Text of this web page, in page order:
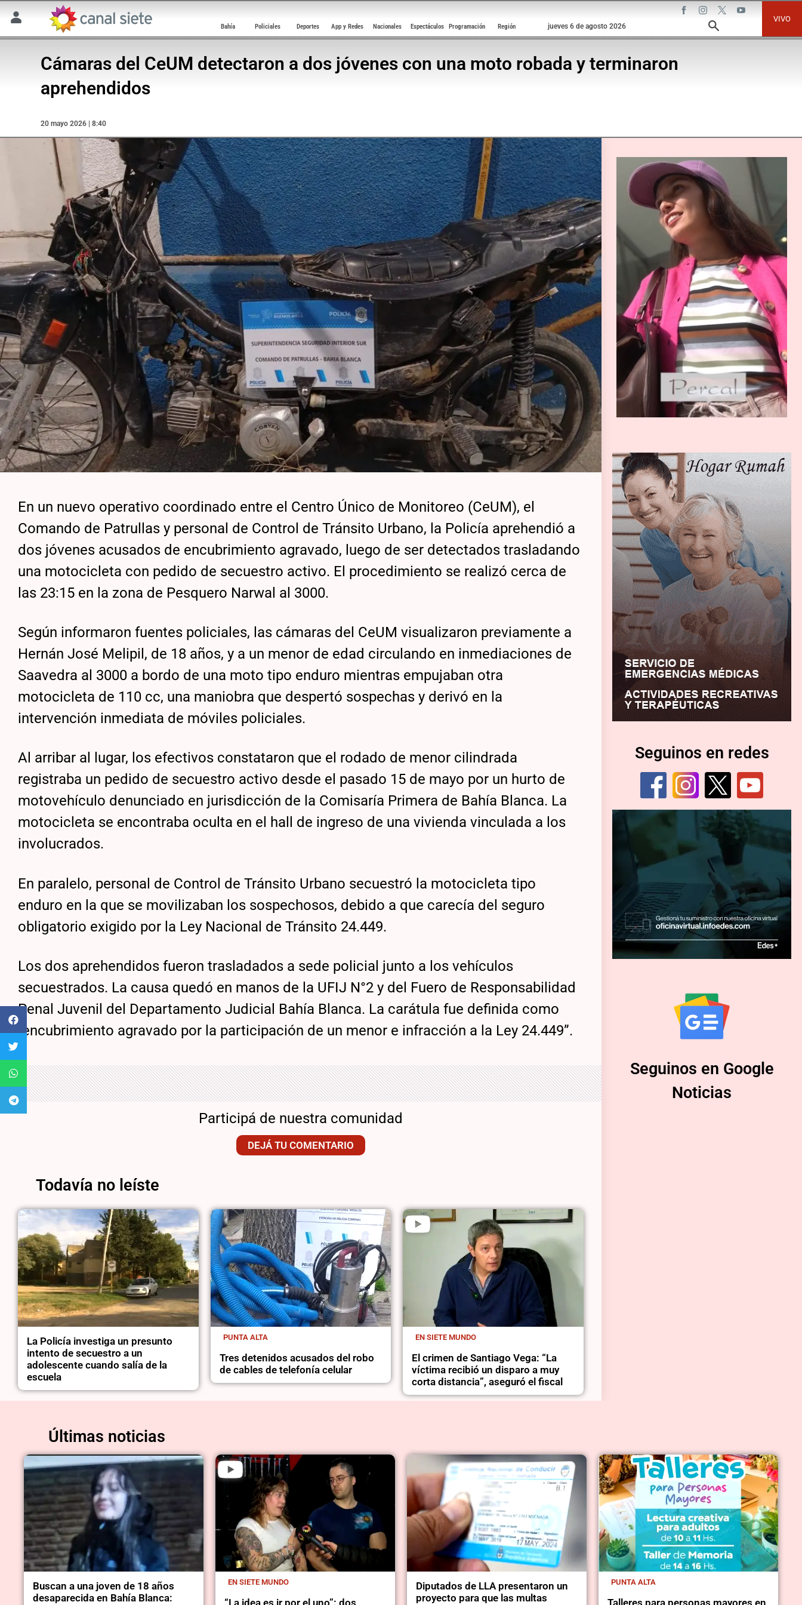
Bahía Policiales Deportes App y Redes Nacionales Espectáculos Programación Región jueves 6 de agosto 2026
VIVO
Cámaras del CeUM detectaron a dos jóvenes con una moto robada y terminaron
aprehendidos
20 mayo 2026 | 8:40
En un nuevo operativo coordinado entre el Centro Único de Monitoreo (CeUM), el
Comando de Patrullas y personal de Control de Tránsito Urbano, la Policía aprehendió a
dos jóvenes acusados de encubrimiento agravado, luego de ser detectados trasladando
una motocicleta con pedido de secuestro activo. El procedimiento se realizó cerca de
las 23:15 en la zona de Pesquero Narwal al 3000.
Según informaron fuentes policiales, las cámaras del CeUM visualizaron previamente a
Hernán José Melipil, de 18 años, y a un menor de edad circulando en inmediaciones de
Saavedra al 3000 a bordo de una moto tipo enduro mientras empujaban otra
motocicleta de 110 cc, una maniobra que despertó sospechas y derivó en la
intervención inmediata de móviles policiales.
Al arribar al lugar, los efectivos constataron que el rodado de menor cilindrada
registraba un pedido de secuestro activo desde el pasado 15 de mayo por un hurto de
motovehículo denunciado en jurisdicción de la Comisaría Primera de Bahía Blanca. La
motocicleta se encontraba oculta en el hall de ingreso de una vivienda vinculada a los
involucrados.
En paralelo, personal de Control de Tránsito Urbano secuestró la motocicleta tipo
enduro en la que se movilizaban los sospechosos, debido a que carecía del seguro
obligatorio exigido por la Ley Nacional de Tránsito 24.449.
Los dos aprehendidos fueron trasladados a sede policial junto a los vehículos
secuestrados. La causa quedó en manos de la UFIJ N°2 y del Fuero de Responsabilidad
Penal Juvenil del Departamento Judicial Bahía Blanca. La carátula fue definida como
“encubrimiento agravado por la participación de un menor e infracción a la Ley 24.449”.
Participá de nuestra comunidad
DEJÁ TU COMENTARIO
Todavía no leíste
La Policía investiga un presunto
intento de secuestro a un
adolescente cuando salía de la
escuela
PUNTA ALTA
Tres detenidos acusados del robo
de cables de telefonía celular
EN SIETE MUNDO
El crimen de Santiago Vega: “La
víctima recibió un disparo a muy
corta distancia”, aseguró el fiscal
Seguinos en redes
Seguinos en Google
Noticias
Últimas noticias
Buscan a una joven de 18 años
desaparecida en Bahía Blanca:
EN SIETE MUNDO
Diputados de LLA presentaron un
proyecto para que las multas
PUNTA ALTA